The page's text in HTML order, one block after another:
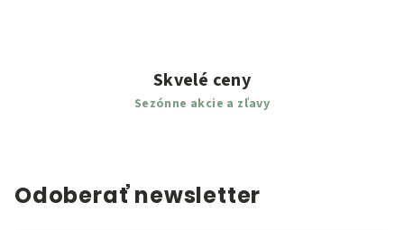
Skvelé ceny
Sezónne akcie a zľavy
Odoberať newsletter